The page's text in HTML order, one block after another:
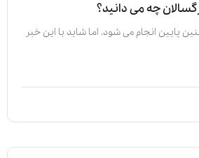
چه می دانید؟
پایین انجام می شود. اما شاید با این خبر